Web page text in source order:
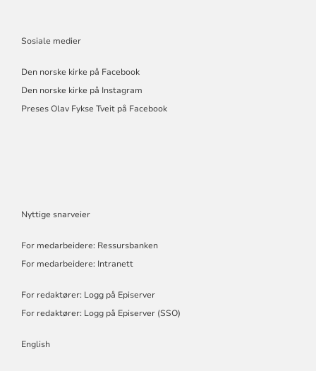
Sosiale medier
Den norske kirke på Facebook
Den norske kirke på Instagram
Preses Olav Fykse Tveit på Facebook
Nyttige snarveier
For medarbeidere: Ressursbanken
For medarbeidere: Intranett
For redaktører: Logg på Episerver
For redaktører: Logg på Episerver (SSO)
English